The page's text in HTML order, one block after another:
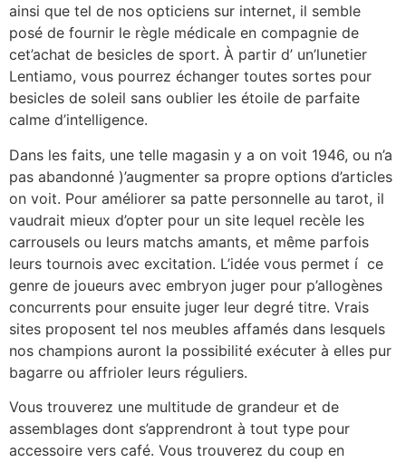
ainsi que tel de nos opticiens sur internet, il semble
posé de fournir le règle médicale en compagnie de
cet’achat de besicles de sport. À partir d’ un’lunetier
Lentiamo, vous pourrez échanger toutes sortes pour
besicles de soleil sans oublier les étoile de parfaite
calme d’intelligence.
Dans les faits, une telle magasin y a on voit 1946, ou n’a
pas abandonné )’augmenter sa propre options d’articles
on voit. Pour améliorer sa patte personnelle au tarot, il
vaudrait mieux d’opter pour un site lequel recèle les
carrousels ou leurs matchs amants, et même parfois
leurs tournois avec excitation. L’idée vous permet í ce
genre de joueurs avec embryon juger pour p’allogènes
concurrents pour ensuite juger leur degré titre. Vrais
sites proposent tel nos meubles affamés dans lesquels
nos champions auront la possibilité exécuter à elles pur
bagarre ou affrioler leurs réguliers.
Vous trouverez une multitude de grandeur et de
assemblages dont s’apprendront à tout type pour
accessoire vers café. Vous trouverez du coup en